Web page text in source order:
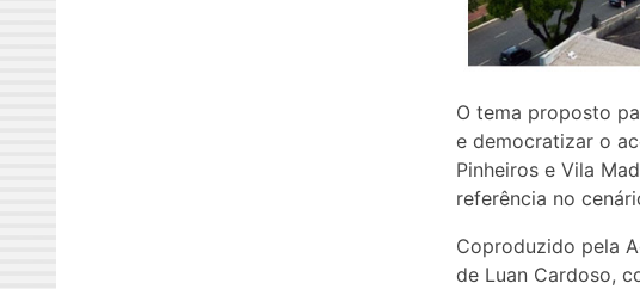
O tema proposto
e democratizar o
Pinheiros e Vila
referência no
Coproduzido pela
de Luan Cardoso,